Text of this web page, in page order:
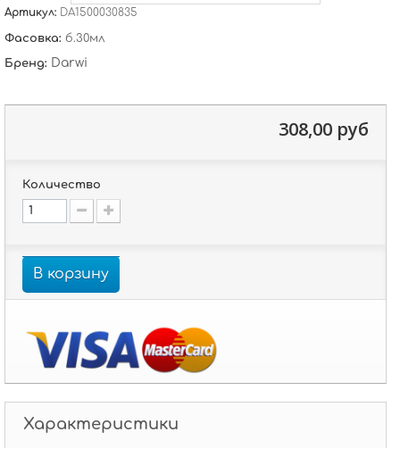
Артикул: DA1500030835
Фасовка: б.30мл
Бренд: Darwi
308,00 руб
Количество
В корзину
Характеристики